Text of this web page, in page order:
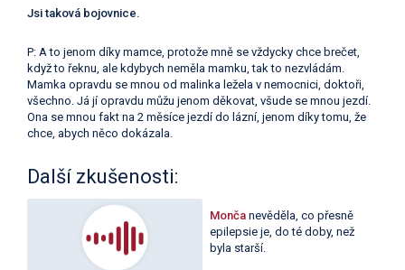
Jsi taková bojovnice.
P: A to jenom díky mamce, protože mně se vždycky chce brečet,
když to řeknu, ale kdybych neměla mamku, tak to nezvládám.
Mamka opravdu se mnou od malinka ležela v nemocnici, doktoři,
všechno. Já jí opravdu můžu jenom děkovat, všude se mnou jezdí.
Ona se mnou fakt na 2 měsíce jezdí do lázní, jenom díky tomu, že
chce, abych něco dokázala.
Další zkušenosti:
Monča nevěděla, co přesně
epilepsie je, do té doby, než
byla starší.